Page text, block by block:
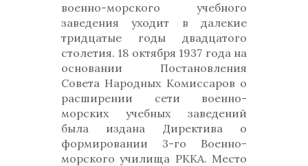
военно-морского учебного
заведения уходит в далекие
тридцатые годы двадцатого
столетия. 18 октября 1937 года на
основании Постановления
Совета Народных Комиссаров о
расширении сети военно-
морских учебных заведений
была издана Директива о
формировании 3-го Военно-
морского училища РККА. Место